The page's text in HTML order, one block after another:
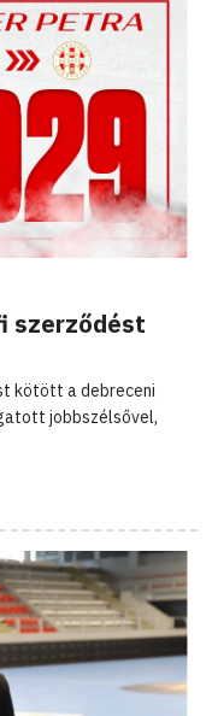
szerződést
kötött a debreceni
jobbszélsővel,